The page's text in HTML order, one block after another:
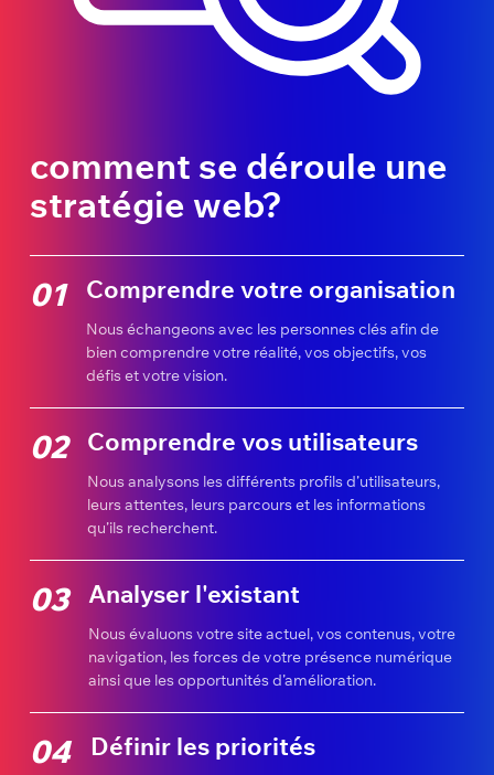
comment se déroule une
stratégie web?
Comprendre votre organisation
Nous échangeons avec les personnes clés afin de
bien comprendre votre réalité, vos objectifs, vos
défis et votre vision.
01
Comprendre vos utilisateurs
Nous analysons les différents profils d’utilisateurs,
leurs attentes, leurs parcours et les informations
qu’ils recherchent.
02
Analyser l'existant
Nous évaluons votre site actuel, vos contenus, votre
navigation, les forces de votre présence numérique
ainsi que les opportunités d’amélioration.
03
Définir les priorités
04